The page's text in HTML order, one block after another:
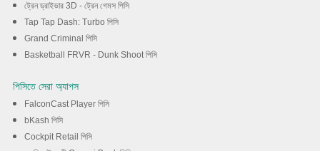
ট্রেন ড্রাইভার 3D - ট্রেন গেমস পিসি
Tap Tap Dash: Turbo পিসি
Grand Criminal পিসি
Basketball FRVR - Dunk Shoot পিসি
পিসিতে সেরা অ্যাপস
FalconCast Player পিসি
bKash পিসি
Cockpit Retail পিসি